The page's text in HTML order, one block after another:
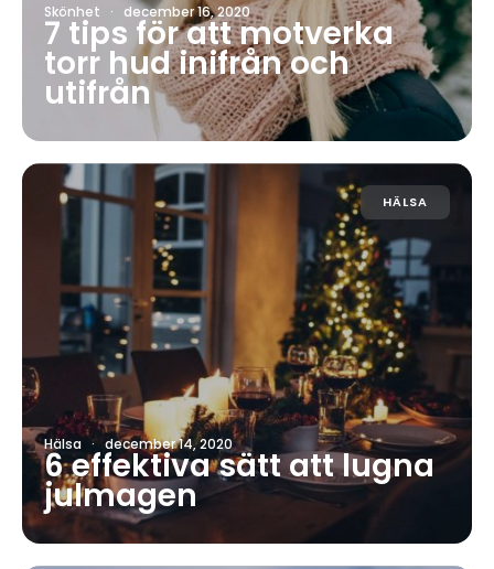
Skönhet · december 16, 2020
7 tips för att motverka
torr hud inifrån och
utifrån
HÄLSA
Hälsa · december 14, 2020
6 effektiva sätt att lugna
julmagen